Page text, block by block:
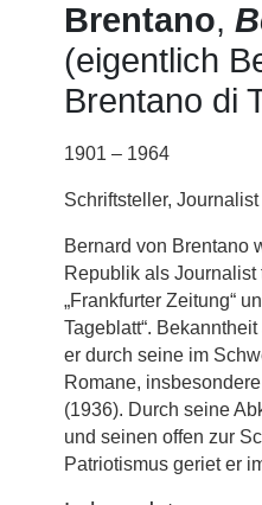
Brentano,
(eigentlich
Brentano di
1901 – 1964
Schriftsteller, Journalist
Bernard von Brentano
Republik als Journalist
„Frankfurter Zeitung“
Tageblatt“.
er durch seine im
Romane,
(1936). Durch seine
und seinen offen zur
Patriotismus geriet er